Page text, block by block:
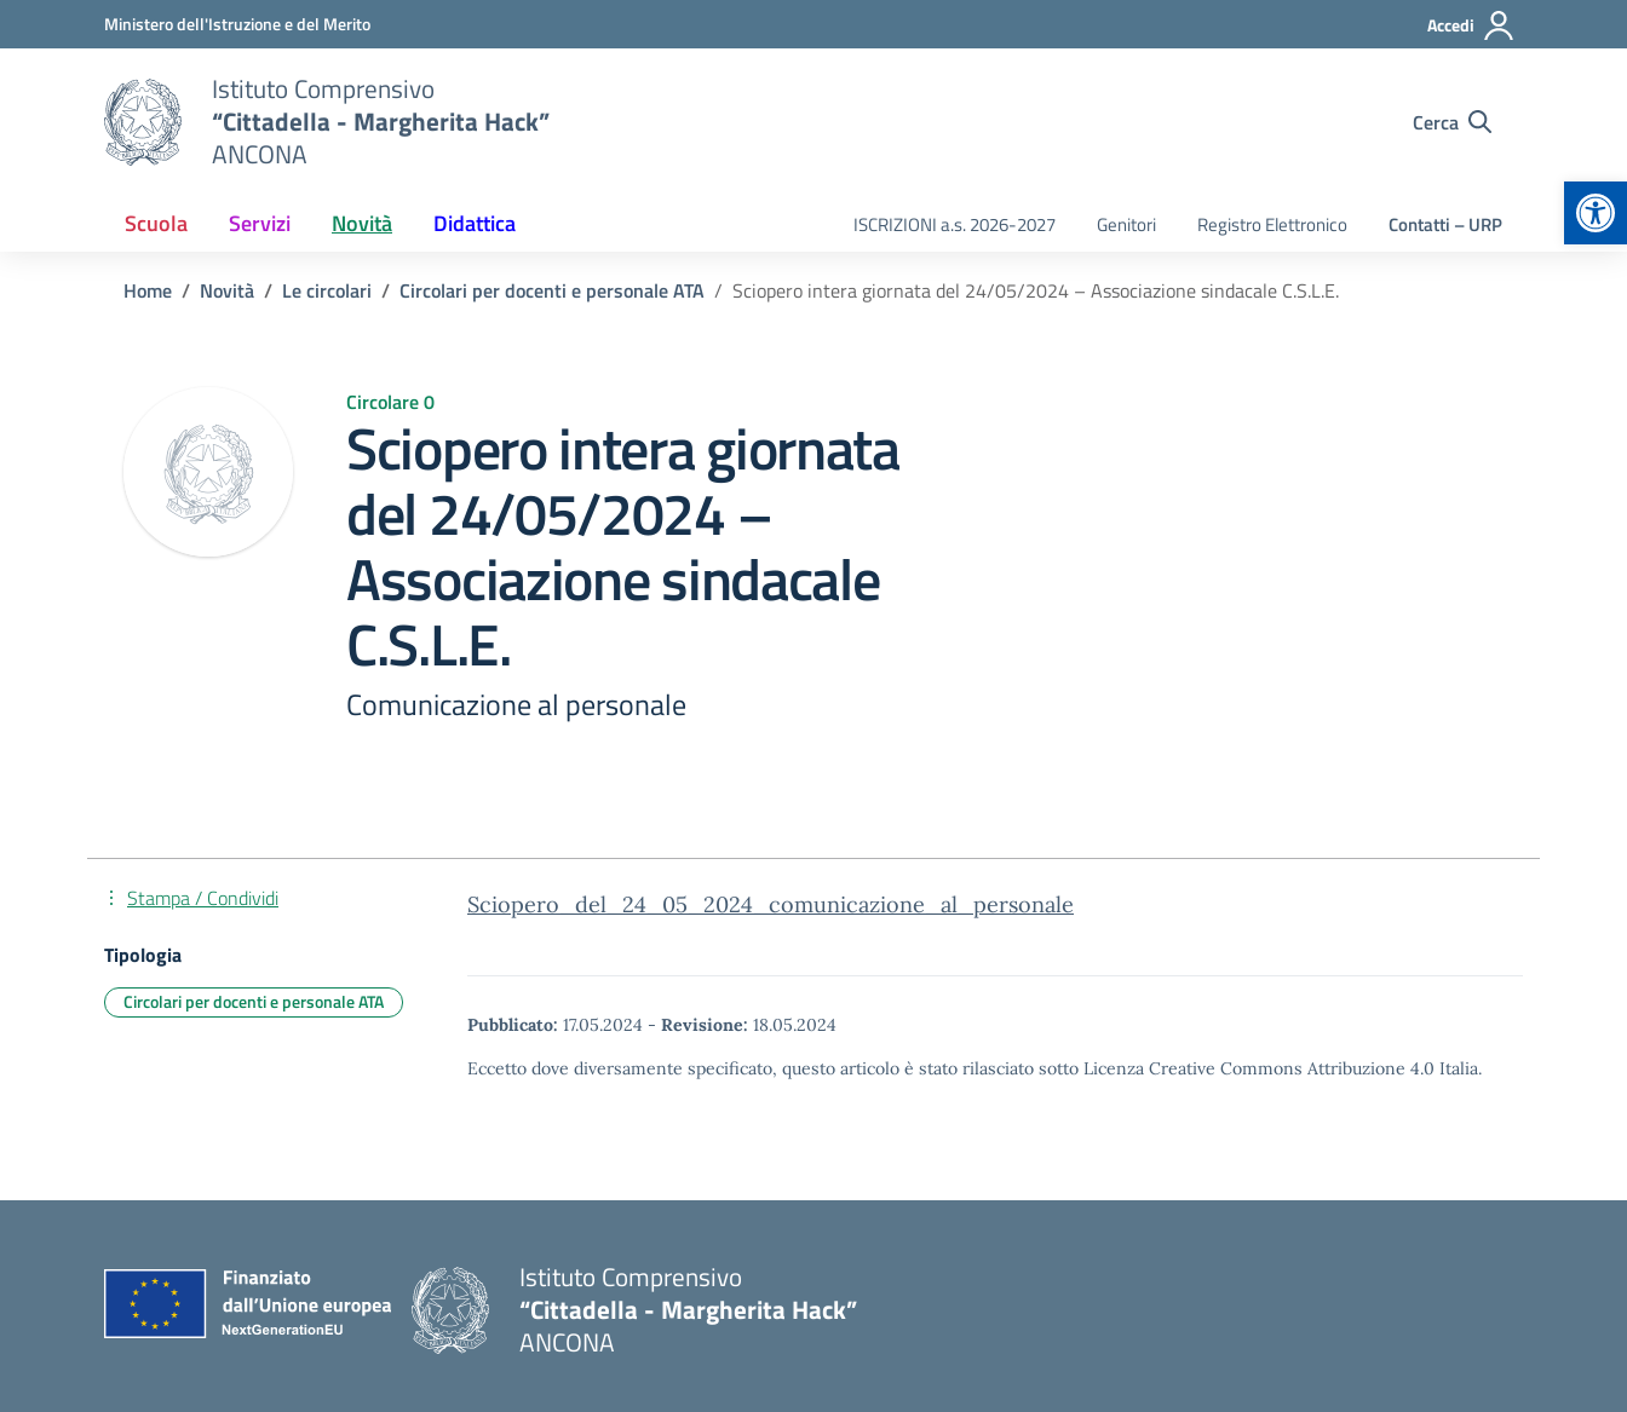
Vai ai contenuti
Vai al menu di navigazioneMinistero dell'Istruzione e del Merito Accedi
Istituto Comprensivo
“Cittadella - Margherita Hack”
ANCONA
Cerca
Scuola Servizi Novità Didattica ISCRIZIONI a.s. 2026-2027 Genitori Registro Elettronico Contatti – URP
Home Novità Le circolari Circolari per docenti e personale ATA Sciopero intera giornata del 24/05/2024 – Associazione sindacale C.S.L.E.
Circolare 0
Sciopero intera giornata
del 24/05/2024 –
Associazione sindacale
C.S.L.E.
Comunicazione al personale
Sciopero_del_24_05_2024_comunicazione_al_personale
Pubblicato: 17.05.2024 - Revisione: 18.05.2024
Eccetto dove diversamente specificato, questo articolo è stato rilasciato sotto Licenza Creative Commons Attribuzione 4.0 Italia.
Stampa / Condividi
Tipologia
Circolari per docenti e personale ATA
Istituto Comprensivo
“Cittadella - Margherita Hack”
ANCONA